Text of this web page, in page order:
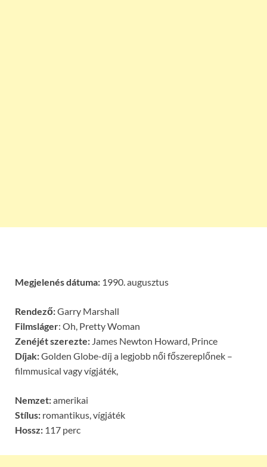
Megjelenés dátuma: 1990. augusztus
Rendező:Garry Marshall
Filmsláger: Oh, Pretty Woman
Zenéjét szerezte: James Newton Howard, Prince
Díjak:Golden Globe-díj a legjobb női főszereplőnek –
filmmusical vagy vígjáték,
Nemzet:amerikai
Stílus: romantikus, vígjáték
Hossz: 117 perc